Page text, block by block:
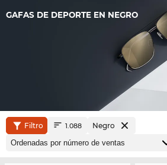
GAFAS DE DEPORTE EN NEGRO
Filtro 1.088 Negro